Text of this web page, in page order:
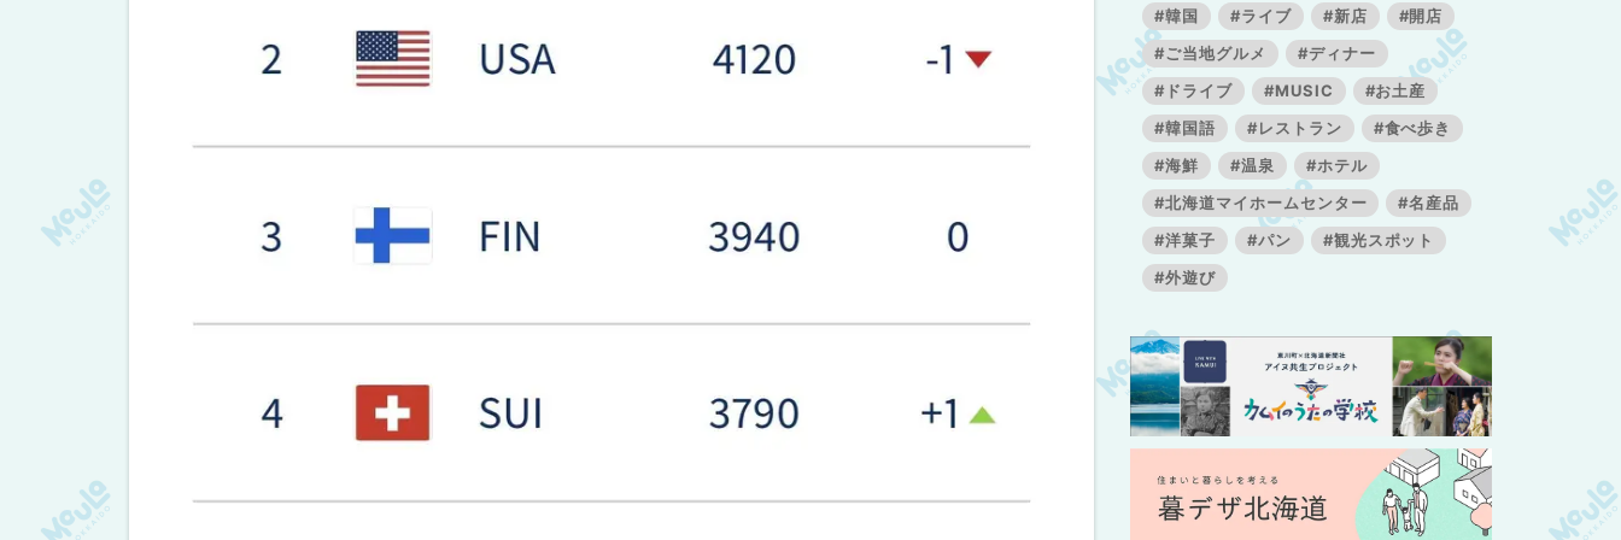
#韓国 #ライブ #新店
#開店
#ご当地グルメ
#ディナー
#ドライブ
#MUSIC
#お土産
#韓国語
#レストラン
#食べ歩き
#海鮮
#温泉
#ホテル
#北海道マイホームセンター
#名産品
#洋菓子
#パン
#観光スポット
#外遊び